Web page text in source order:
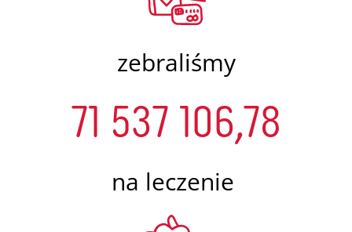
zebraliśmy
71 537 106,78
na leczenie